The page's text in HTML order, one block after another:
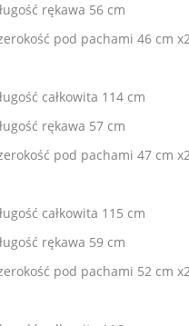
rękawa 56 cm
pod pachami 46 cm
całkowita 114 cm
rękawa 57 cm
pod pachami 47 cm
całkowita 115 cm
rękawa 59 cm
pod pachami 52 cm